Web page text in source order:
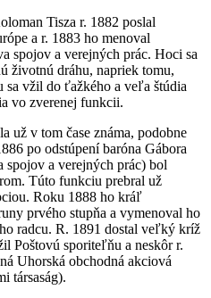
Tisza r. 1882 poslal
a r. 1883 ho menoval
spojov a verejných prác. Hoci sa
životnú dráhu, napriek tomu,
sa vžil do ťažkého a veľa štúdia
vo zverenej funkcii.
už v tom čase známa, podobne
po odstúpení baróna Gábora
spojov a verejných prác) bol
Túto funkciu prebral už
Roku 1888 ho kráľ
prvého stupňa a vymenoval ho
radcu. R. 1891 dostal veľký kríž
Poštovú sporiteľňu a neskôr r.
Uhorská obchodná akciová
társaság).